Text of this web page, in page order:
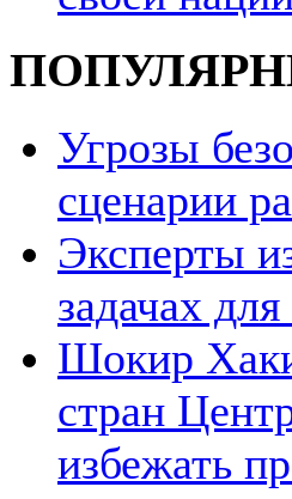
Угрозы
сценарии
Эксперты
задачах
Шокир
стран
избежать